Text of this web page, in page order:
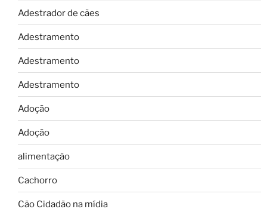
Adestrador de cães
Adestramento
Adestramento
Adestramento
Adoção
Adoção
alimentação
Cachorro
Cão Cidadão na mídia